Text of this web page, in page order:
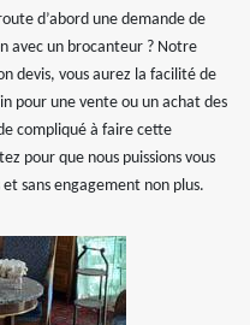
d’abord une demande de
avec un brocanteur ? Notre
devis, vous aurez la facilité de
pour une vente ou un achat des
compliqué à faire cette
pour que nous puissions vous
sans engagement non plus.